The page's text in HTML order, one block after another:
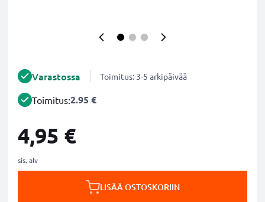
Varastossa Toimitus: 3-5 arkipäivää
Toimitus:2.95 €
4,95 €
sis. alv
LISÄÄ OSTOSKORIIN